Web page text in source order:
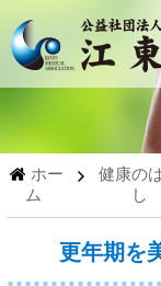
ホー
ム
健康の
し
更年期を